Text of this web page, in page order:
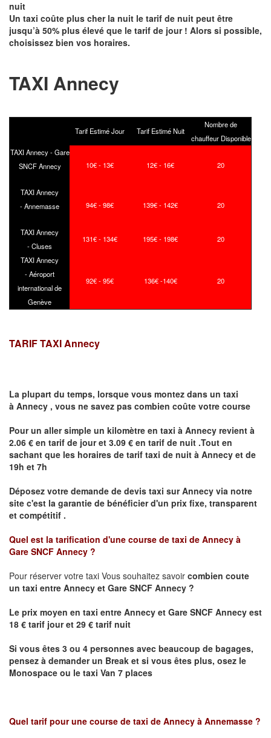
nuit
Un taxi coûte plus cher la nuit le tarif de nuit peut être
jusqu’à 50% plus élevé que le tarif de jour ! Alors si possible,
choisissez bien vos horaires.
TAXI Annecy
Tarif Estimé Jour Tarif Estimé Nuit
Nombre de
chauffeur Disponible
TAXI Annecy - Gare
SNCF Annecy
10€ - 13€ 12€ - 16€ 20
TAXI Annecy
- Annemasse
94€ - 98€ 139€ - 142€ 20
TAXI Annecy
- Cluses
131€ - 134€ 195€ - 198€ 20
TAXI Annecy
- Aéroport
international de
Genève
92€ - 95€ 136€ -140€ 20
TARIF TAXI Annecy
La plupart du temps, lorsque vous montez dans un taxi
à Annecy , vous ne savez pas combien coûte votre course
Pour un aller simple un kilomètre en taxi à Annecy revient à
2.06 € en tarif de jour et 3.09 € en tarif de nuit .Tout en
sachant que les horaires de tarif taxi de nuit à Annecy et de
19h et 7h
Déposez votre demande de devis taxi surAnnecy via notre
site c'est la garantie de bénéficier d'un prix fixe, transparent
et compétitif .
Quel est la tarification d'une course de taxi de Annecy à
Gare SNCF Annecy ?
Pour réserver votre taxi Vous souhaitez savoir combien coute
un taxi entre Annecy et Gare SNCF Annecy ?
Le prix moyen en taxi entre Annecy et Gare SNCF Annecy est
18 € tarif jour et 29 € tarif nuit
Si vous êtes 3 ou 4 personnes avec beaucoup de bagages,
pensez à demander un Break et si vous êtes plus, osez le
Monospace ou le taxi Van 7 places
Quel tarif pour une course de taxi de Annecy à Annemasse ?